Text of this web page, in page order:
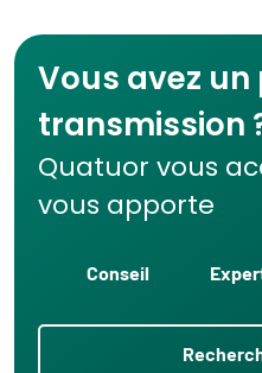
Vous avez
transmission
Quatuor vous
vous apporte
Conseil